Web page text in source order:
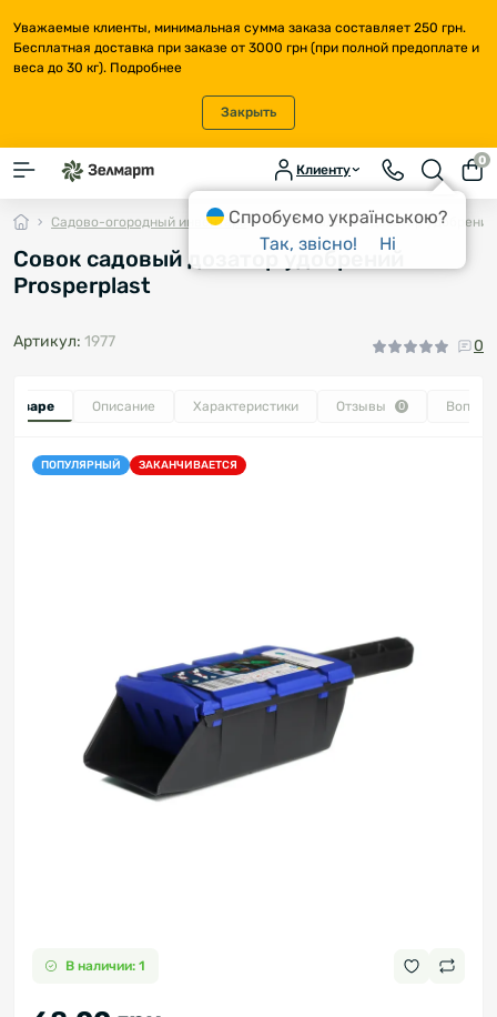
Уважаемые клиенты, минимальная сумма заказа составляет 250 грн.
Бесплатная доставка при заказе от 3000 грн (при полной предоплате и
веса до 30 кг). Подробнее
Закрыть
Клиенту
0
Садово-огородный инвентарь Совок садовый дозатор
Совок садовый дозатор удобрений
Prosperplast
Артикул: 1977 0
товаре Описание Характеристики Отзывы 0
ПОПУЛЯРНЫЙ ЗАКАНЧИВАЕТСЯ
В наличии: 1
Спробуємо українською?
Так, звісно!
Ні